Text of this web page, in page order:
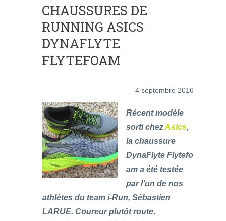
CHAUSSURES DE
RUNNING ASICS
DYNAFLYTE
FLYTEFOAM
4 septembre 2016
Récent modèle
sorti chezAsics,
la chaussure
DynaFlyte Flytefo
am a été testée
par l’un de nos
athlètes du team i-Run, Sébastien
LARUE. Coureur plutôt route,